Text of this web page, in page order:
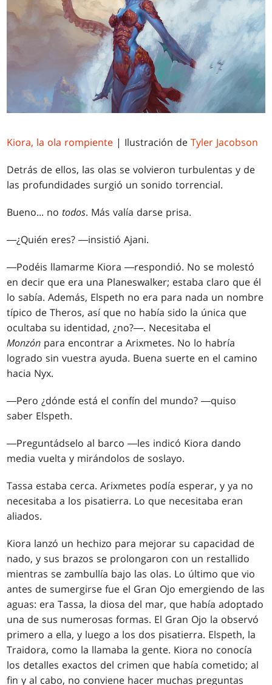
Kiora, la ola rompiente | Ilustración deTyler Jacobson
Detrás de ellos, las olas se volvieron turbulentas y de
las profundidades surgió un sonido torrencial.
Bueno... notodos. Más valía darse prisa.
―¿Quién eres? ―insistió Ajani.
―Podéis llamarme Kiora ―respondió. No se molestó
en decir que era una Planeswalker; estaba claro que él
lo sabía. Además, Elspeth no era para nada un nombre
típico de Theros, así que no había sido la única que
ocultaba su identidad, ¿no?―. Necesitaba el
Monzón para encontrar a Arixmetes. No lo habría
logrado sin vuestra ayuda. Buena suerte en el camino
hacia Nyx.
―Pero ¿dónde está el confín del mundo? ―quiso
saber Elspeth.
―Preguntádselo al barco ―les indicó Kiora dando
media vuelta y mirándolos de soslayo.
Tassa estaba cerca. Arixmetes podía esperar, y ya no
necesitaba a los pisatierra. Lo que necesitaba eran
aliados.
Kiora lanzó un hechizo para mejorar su capacidad de
nado, y sus brazos se prolongaron con un restallido
mientras se zambullía bajo las olas. Lo último que vio
antes de sumergirse fue el Gran Ojo emergiendo de las
aguas: era Tassa, la diosa del mar, que había adoptado
una de sus numerosas formas. El Gran Ojo la observó
primero a ella, y luego a los dos pisatierra. Elspeth, la
Traidora, como la llamaba la gente. Kiora no conocía
los detalles exactos del crimen que había cometido; al
fin y al cabo, no conviene hacer muchas preguntas